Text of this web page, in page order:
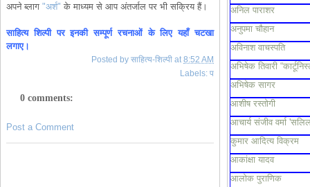
अपने ब्लाग "अर्श" के माध्यम से आप अंतर्जाल पर भी सक्रिय हैं।
साहित्य शिल्पी पर इनकी सम्पूर्ण रचनाओं के लिए यहाँ चटखा
लगाए।
Posted by साहित्य-शिल्पी at 8:52 AM
Labels: प
0 comments:
Post a Comment
अनिल पाराशर
अनुपमा चौहान
अविनाश वाचस्पति
अभिषेक तिवारी
अभिषेक सागर
आशीष रस्तोगी
आचार्य संजीव वर्मा
कुमार आदित्य विक्रम
आकांक्षा यादव
आलोक पुराणिक